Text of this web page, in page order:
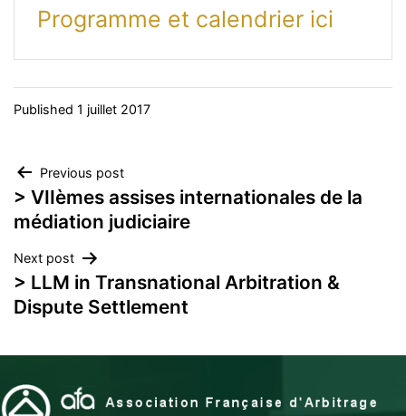
Programme et calendrier ici
Published 1 juillet 2017
Navigation
de
l’article
Previous post
> VIIèmes assises internationales de la
médiation judiciaire
Next post
> LLM in Transnational Arbitration &
Dispute Settlement